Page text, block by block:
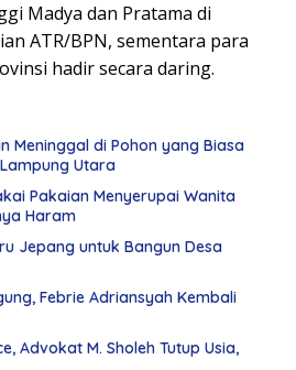
Madya dan Pratama di
ATR/BPN, sementara para
hadir secara daring.
Meninggal di Pohon yang Biasa
Utara
Pakaian Menyerupai Wanita
Haram
Jepang untuk Bangun Desa
Febrie Adriansyah Kembali
Advokat M. Sholeh Tutup Usia,